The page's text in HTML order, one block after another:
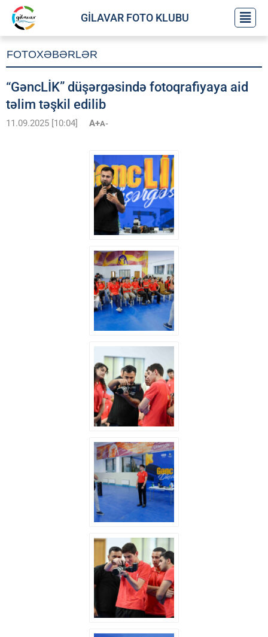
GİLAVAR FOTO KLUBU
FOTOXƏBƏRLƏR
“GəncLİK” düşərgəsində fotoqrafiyaya aid
təlim təşkil edilib
11.09.2025 [10:04] A+A-